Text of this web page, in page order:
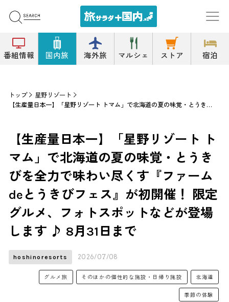
番組情報 国内旅 海外旅 マルシェ ストア 宿泊
トップ
星野リゾート
【生産量日本一】「星野リゾート トマム」で北海道の夏の味覚・とうきびを全力で味わい尽くす『ファームdeとうきびフェス』が初開催！ 限定グルメ、フォトスポットなどが登場します ♪ 8月31日まで
【生産量日本一】「星野リゾート ト
マム」で北海道の夏の味覚・とうき
びを全力で味わい尽くす『ファーム
deとうきびフェス』が初開催！ 限定
グルメ、フォトスポットなどが登場
します ♪ 8月31日まで
hoshinoresorts 2026/07/08
グルメ旅 そのほかの個性的な施設・日帰り施設 北海道
季節の体験